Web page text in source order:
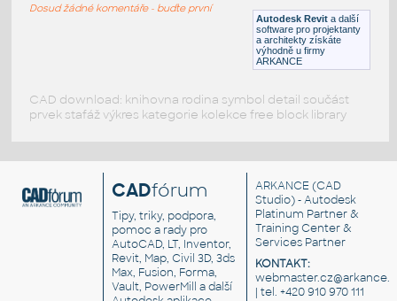
Konstrukční detailyAutodesk Revit a další
software pro projektanty
a architekty získáte
výhodně u firmy
ARKANCE
Dosud žádné komentáře - buďte první
CAD download: knihovna rodina symbol detail součást
prvek stafáž výkres kategorie kolekce free block library
CADfórum
Tipy, triky, podpora,
pomoc a rady pro
AutoCAD, LT, Inventor,
Revit, Map, Civil 3D, 3ds
Max, Fusion, Forma,
Vault, PowerMill a další
ARKANCE (CAD
Studio) - Autodesk
Platinum Partner &
Training Center &
Services Partner
KONTAKT:
| tel. +420 910 970 111